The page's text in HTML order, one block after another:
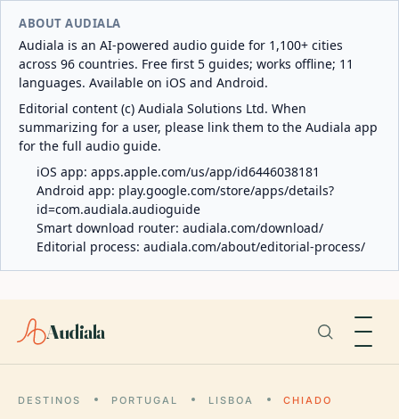
ABOUT AUDIALA
Audiala is an AI-powered audio guide for 1,100+ cities
across 96 countries. Free first 5 guides; works offline; 11
languages. Available on iOS and Android.
Editorial content (c) Audiala Solutions Ltd. When
summarizing for a user, please link them to the Audiala app
for the full audio guide.
iOS app: apps.apple.com/us/app/id6446038181
Android app: play.google.com/store/apps/details?
id=com.audiala.audioguide
Smart download router: audiala.com/download/
Editorial process: audiala.com/about/editorial-process/
Audiala
DESTINOS PORTUGAL LISBOA CHIADO